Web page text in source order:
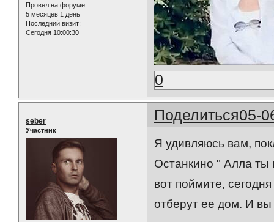
Провел на форуме:
5 месяцев 1 день
Последний визит:
Сегодня 10:00:30
0
Поделиться05-
seber
Участник
Я удивляюсь вам,
Останкино " Алла ты
вот поймите,
отберут ее дом. И